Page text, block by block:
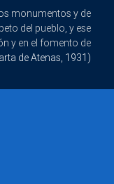
monumentos y de
del pueblo, y ese
y en el fomento de
de Atenas, 1931)